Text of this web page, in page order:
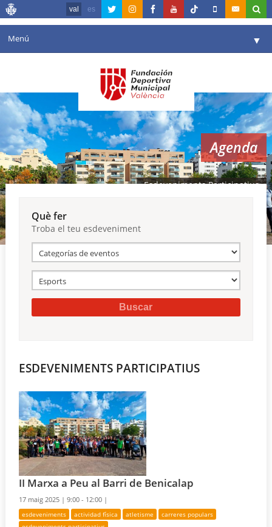
val es
Menú ▼
Agenda
Instal·lacions ▼
Comunicació ▼
València en esport ▼
Reserves
Agenda
Esdeveniments Participatius
Què fer
Troba el teu esdeveniment
ESDEVENIMENTS PARTICIPATIUS
II Marxa a Peu al Barri de Benicalap
17 maig 2025 |9:00 - 12:00 |
esdeveniments actividad física atletisme
carreres populars